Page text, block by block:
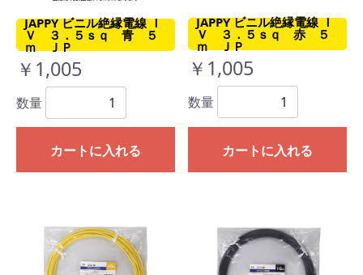
JAPPY ビニル絶縁電線 Ｉ
Ｖ ３．５ｓｑ 青 ５
ｍ ＪＰ
￥1,005
数量
カートに入れる
JAPPY ビニル絶縁電線 Ｉ
Ｖ ３．５ｓｑ 赤 ５
ｍ ＪＰ
￥1,005
数量
カートに入れる